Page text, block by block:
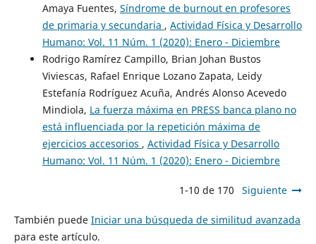
Amaya Fuentes, Síndrome de burnout en profesores
de primaria y secundaria , Actividad Física y Desarrollo
Humano: Vol. 11 Núm. 1 (2020): Enero - Diciembre
Rodrigo Ramírez Campillo, Brian Johan Bustos
Viviescas, Rafael Enrique Lozano Zapata, Leidy
Estefanía Rodríguez Acuña, Andrés Alonso Acevedo
Mindiola, La fuerza máxima en PRESS banca plano no
está influenciada por la repetición máxima de
ejercicios accesorios , Actividad Física y Desarrollo
Humano: Vol. 11 Núm. 1 (2020): Enero - Diciembre
1-10 de 170 Siguiente
También puede Iniciar una búsqueda de similitud avanzada
para este artículo.